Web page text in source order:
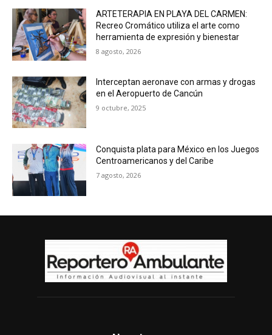
ARTETERAPIA EN PLAYA DEL CARMEN:
Recreo Cromático utiliza el arte como
herramienta de expresión y bienestar
8 agosto, 2026
Interceptan aeronave con armas y drogas
en el Aeropuerto de Cancún
9 octubre, 2025
Conquista plata para México en los Juegos
Centroamericanos y del Caribe
7 agosto, 2026